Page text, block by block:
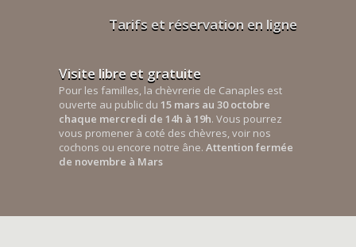
Tarifs et réservation en ligne
Visite libre et gratuite
Pour les familles, la chèvrerie de Canaples est
ouverte au public du 15 mars au 30 octobre
chaque mercredi de 14h à 19h. Vous pourrez
vous promener à coté des chèvres, voir nos
cochons ou encore notre âne. Attention fermée
de novembre à Mars